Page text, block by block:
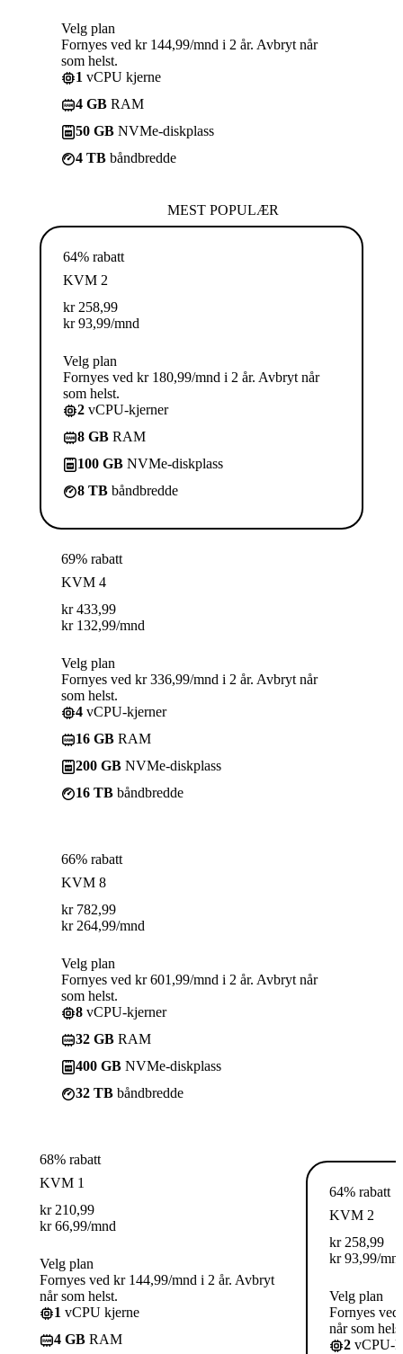
Velg plan
Fornyes ved kr 144,99/mnd i 2 år. Avbryt når
som helst.
1 vCPU kjerne
4 GB RAM
50 GB NVMe-diskplass
4 TB båndbredde
MEST POPULÆR
64% rabatt
KVM 2
kr 258,99
kr 93,99/mnd
Velg plan
Fornyes ved kr 180,99/mnd i 2 år. Avbryt når
som helst.
2 vCPU-kjerner
8 GB RAM
100 GB NVMe-diskplass
8 TB båndbredde
69% rabatt
KVM 4
kr 433,99
kr 132,99/mnd
Velg plan
Fornyes ved kr 336,99/mnd i 2 år. Avbryt når
som helst.
4 vCPU-kjerner
16 GB RAM
200 GB NVMe-diskplass
16 TB båndbredde
66% rabatt
KVM 8
kr 782,99
kr 264,99/mnd
Velg plan
Fornyes ved kr 601,99/mnd i 2 år. Avbryt når
som helst.
8 vCPU-kjerner
32 GB RAM
400 GB NVMe-diskplass
32 TB båndbredde
68% rabatt
KVM 1
kr 210,99
kr 66,99/mnd
Velg plan
Fornyes ved kr 144,99/mnd i 2 år. Avbryt
når som helst.
1 vCPU kjerne
4 GB RAM
64% rabatt
KVM 2
kr 258,99
kr 93,99/
Velg plan
Fornyes
når som
2 vCPU-